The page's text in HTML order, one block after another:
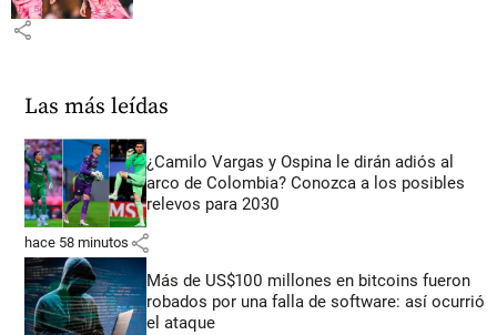
share
Las más leídas
¿Camilo Vargas y Ospina le dirán adiós al
arco de Colombia? Conozca a los posibles
relevos para 2030
hace 58 minutos share
Más de US$100 millones en bitcoins fueron
robados por una falla de software: así ocurrió
el ataque